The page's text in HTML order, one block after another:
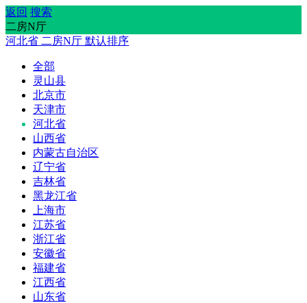
返回 搜索
二房N厅
河北省 二房N厅 默认排序
全部
灵山县
北京市
天津市
河北省
山西省
内蒙古自治区
辽宁省
吉林省
黑龙江省
上海市
江苏省
浙江省
安徽省
福建省
江西省
山东省